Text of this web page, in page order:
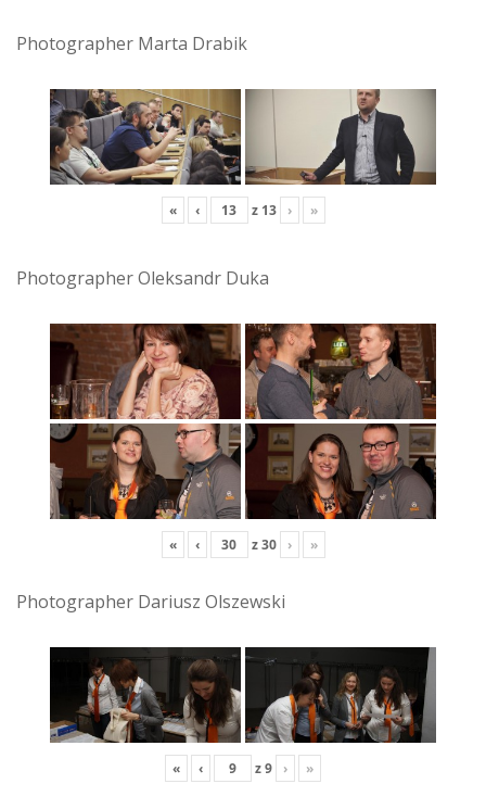
Photographer Marta Drabik
« ‹ z 13 › »
Photographer Oleksandr Duka
« ‹ z30 › »
Photographer Dariusz Olszewski
« ‹ z9 › »